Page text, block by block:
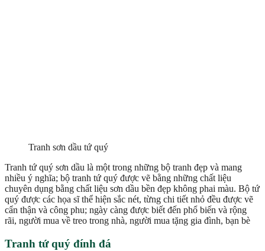
Tranh sơn dầu tứ quý
Tranh tứ quý sơn dầu là một trong những bộ tranh đẹp và mang
nhiều ý nghĩa; bộ tranh tứ quý được vẽ bằng những chất liệu
chuyên dụng bằng chất liệu sơn dầu bền đẹp không phai màu. Bộ tứ
quý được các họa sĩ thể hiện sắc nét, từng chi tiết nhỏ đều được vẽ
cẩn thận và công phu; ngày càng được biết đến phổ biến và rộng
rãi, người mua về treo trong nhà, người mua tặng gia đình, bạn bè
Tranh tứ quý đính đá